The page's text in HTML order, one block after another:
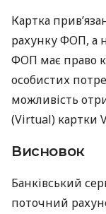
Картка
рахунку ФОП, а
ФОП має право
особистих
можливість
(Virtual) картки
Висновок
Банківський
поточний